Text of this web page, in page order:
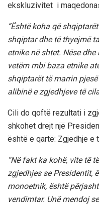
ekskluzivitet i
“Është koha që
shqiptar dhe të thyejmë
etnike në shtet. Nëse
vetëm mbi baza etnike
shqiptarët të marrin
alibinë e zgjedhjeve të
Cili do qoftë rezultati i
shkohet drejt një
është e qartë: Zgjedhje e
“Në fakt ka kohë, vite të
zgjedhjes se Presidentit,
monoetnik, është
vendimtar. Unë mendoj